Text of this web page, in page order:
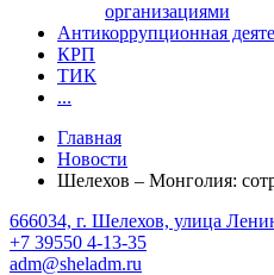
организациями
Антикоррупционная
КРП
ТИК
...
Главная
Новости
Шелехов – Монголия:
666034, г. Шелехов, улица
+7 39550 4-13-35
adm@sheladm.ru